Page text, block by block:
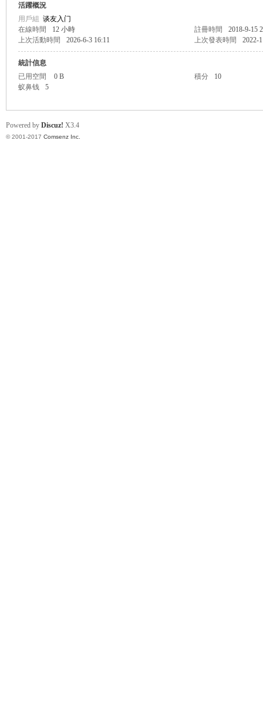
活躍概況
用戶組 谈友入门
在線時間
12 小時 註冊時間
2018-9-15
上次活動時間
2026-6-3 16:11 上次發表時間 2022-
統計信息
已用空間
0 B 積分
10
蚁鼻钱
5
Powered by Discuz! X3.4
© 2001-2017 Comsenz Inc.